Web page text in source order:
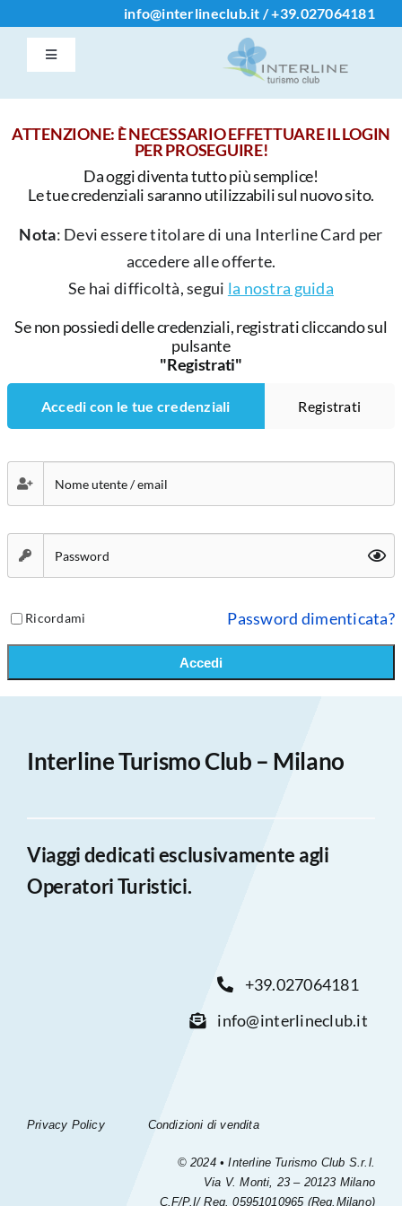
info@interlineclub.it /+39.027064181
Toggle
Navigation
Accedi / Registrati
Info
ATTENZIONE: È NECESSARIO EFFETTUARE IL LOGIN
PER PROSEGUIRE!
Da oggi diventa tutto più semplice!
Le tue credenziali saranno utilizzabili sul nuovo sito.
Nota: Devi essere titolare di una Interline Card per
accedere alle offerte.
Se hai difficoltà, segui la nostra guida
Se non possiedi delle credenziali, registrati cliccando sul
pulsante
"Registrati"
Accedi con le tue credenziali Registrati
Ricordami Password dimenticata?
Accedi
Interline Turismo Club – Milano
Viaggi dedicati esclusivamente agli
Operatori Turistici.
+39.027064181
info@interlineclub.it
Privacy Policy Condizioni di vendita
© 2024 • Interline Turismo Club S.r.l.
Via V. Monti, 23 – 20123 Milano
C.F/P.I/ Reg. 05951010965 (Reg.Milano)